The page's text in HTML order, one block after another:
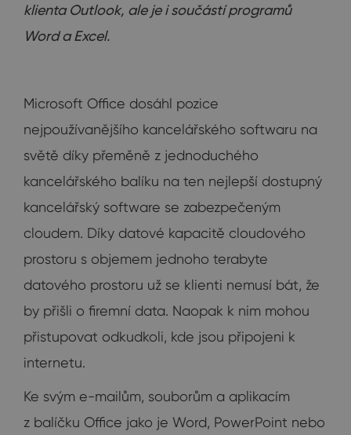
klienta Outlook, ale je i součástí programů
Word a Excel.
Microsoft Office dosáhl pozice
nejpoužívanějšího kancelářského softwaru na
světě díky přeměně z jednoduchého
kancelářského balíku na ten nejlepší dostupný
kancelářský software se zabezpečeným
cloudem. Díky datové kapacitě cloudového
prostoru s objemem jednoho terabyte
datového prostoru už se klienti nemusí bát, že
by přišli o firemní data. Naopak k nim mohou
přistupovat odkudkoli, kde jsou připojeni k
internetu.
Ke svým e-mailům, souborům a aplikacím
z balíčku Office jako je Word, PowerPoint nebo